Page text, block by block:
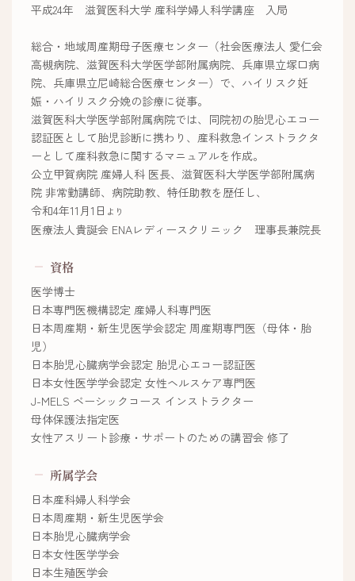
平成24年 滋賀医科大学 産科学婦人科学講座 入局
総合・地域周産期母子医療センター（社会医療法人 愛仁会
高槻病院、滋賀医科大学医学部附属病院、兵庫県立塚口病
院、兵庫県立尼崎総合医療センター）で、ハイリスク妊
娠・ハイリスク分娩の診療に従事。
滋賀医科大学医学部附属病院では、同院初の胎児心エコー
認証医として胎児診断に携わり、産科救急インストラクタ
ーとして産科救急に関するマニュアルを作成。
公立甲賀病院 産婦人科 医長、滋賀医科大学医学部附属病
院 非常勤講師、病院助教、特任助教を歴任し、
令和4年11月1日 より
医療法人貴誕会 ENAレディースクリニック 理事長兼院長
資格
医学博士
日本専門医機構認定 産婦人科専門医
日本周産期・新生児医学会認定 周産期専門医（母体・胎
児）
日本胎児心臓病学会認定 胎児心エコー認証医
日本女性医学学会認定 女性ヘルスケア専門医
J-MELS ベーシックコース インストラクター
母体保護法指定医
女性アスリート診療・サポートのための講習会 修了
所属学会
日本産科婦人科学会
日本周産期・新生児医学会
日本胎児心臓病学会
日本女性医学学会
日本生殖医学会